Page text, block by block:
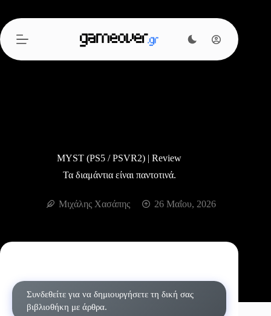
περιεχόμενο
MYST (PS5 / PSVR2) | Review
Τα διαμάντια είναι παντοτινά.
Μιχάλης Χασάπης 26 Μαΐου, 2026
Συνδεθείτε για να δημιουργήσετε τη δική σας
βιβλιοθήκη με άρθρα.